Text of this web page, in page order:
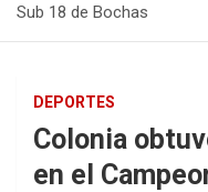
Sub 18 de Bochas
DEPORTES
Colonia
en el